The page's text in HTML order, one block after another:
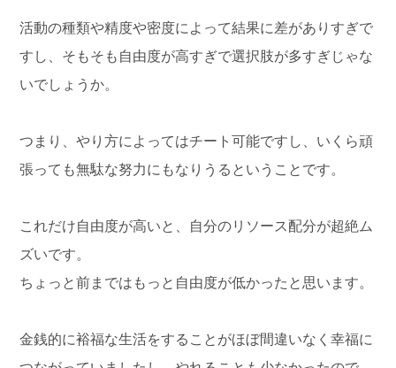
活動の種類や精度や密度によって結果に差がありすぎで
すし、そもそも自由度が高すぎで選択肢が多すぎじゃな
いでしょうか。
つまり、やり方によってはチート可能ですし、いくら頑
張っても無駄な努力にもなりうるということです。
これだけ自由度が高いと、自分のリソース配分が超絶ム
ズいです。
ちょっと前まではもっと自由度が低かったと思います。
金銭的に裕福な生活をすることがほぼ間違いなく幸福に